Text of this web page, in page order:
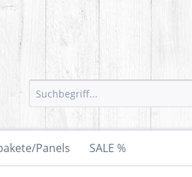
Panels SALE %